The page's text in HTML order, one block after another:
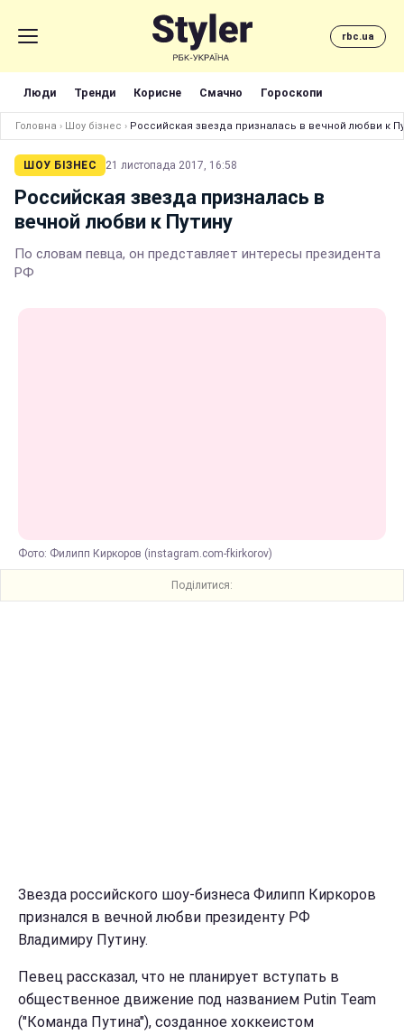
rbc.ua
Люди Тренди Корисне Смачно Гороскопи
Головна › Шоу бізнес › Российская звезда призналась в вечной любви к
ШОУ БІЗНЕС 21 листопада 2017, 16:58
Российская звезда призналась в
вечной любви к Путину
По словам певца, он представляет интересы президента
РФ
Фото: Филипп Киркоров (instagram.com-fkirkorov)
Поділитися:
Звезда российского шоу-бизнеса Филипп Киркоров
признался в вечной любви президенту РФ
Владимиру Путину.
Певец рассказал, что не планирует вступать в
общественное движение под названием Putin Team
("Команда Путина"), созданное хоккеистом